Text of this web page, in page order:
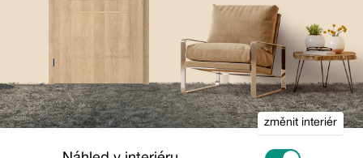
změnit interiér